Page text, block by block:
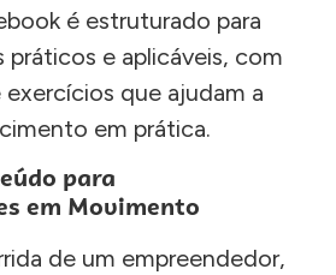
é estruturado para
e aplicáveis, com
exercícios que ajudam a
em prática.
para
em Movimento
de um empreendedor,